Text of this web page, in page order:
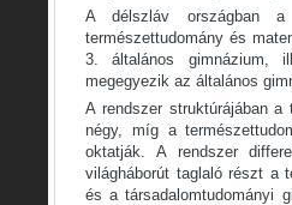
A délszláv országban
természettudomány és
3. általános gimnázium,
megegyezik az általános
A rendszer struktúrájában
négy, míg a
oktatják. A rendszer
világháborút taglaló részt a
és a társadalomtudományi